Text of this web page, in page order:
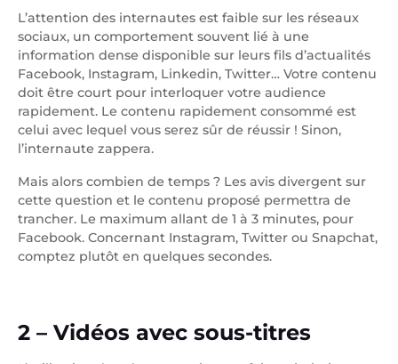
L’attention des internautes est faible sur les réseaux
sociaux, un comportement souvent lié à une
information dense disponible sur leurs fils d’actualités
Facebook, Instagram, Linkedin, Twitter… Votre contenu
doit être court pour interloquer votre audience
rapidement. Le contenu rapidement consommé est
celui avec lequel vous serez sûr de réussir ! Sinon,
l’internaute zappera.
Mais alors combien de temps ? Les avis divergent sur
cette question et le contenu proposé permettra de
trancher. Le maximum allant de 1 à 3 minutes, pour
Facebook. Concernant Instagram, Twitter ou Snapchat,
comptez plutôt en quelques secondes.
2 – Vidéos avec sous-titres